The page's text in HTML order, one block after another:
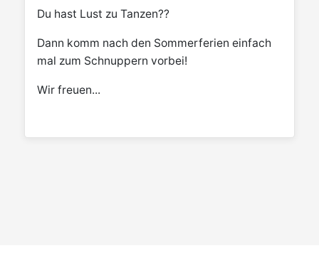
Du hast Lust zu Tanzen??
Dann komm nach den Sommerferien einfach
mal zum Schnuppern vorbei!
Wir freuen...